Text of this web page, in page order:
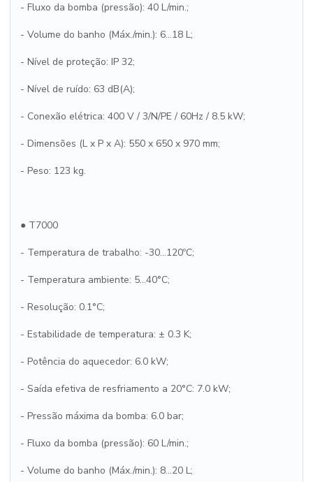
- Fluxo da bomba (pressão): 40 L/min.;
- Volume do banho (Máx./min.): 6...18 L;
- Nível de proteção: IP 32;
- Nível de ruído: 63 dB(A);
- Conexão elétrica: 400 V / 3/N/PE / 60Hz / 8.5 kW;
- Dimensões (L x P x A): 550 x 650 x 970 mm;
- Peso: 123 kg.
● T7000
- Temperatura de trabalho: -30...120ºC;
- Temperatura ambiente: 5...40°C;
- Resolução: 0.1°C;
- Estabilidade de temperatura: ± 0.3 K;
- Potência do aquecedor: 6.0 kW;
- Saída efetiva de resfriamento a 20°C: 7.0 kW;
- Pressão máxima da bomba: 6.0 bar;
- Fluxo da bomba (pressão): 60 L/min.;
- Volume do banho (Máx./min.): 8...20 L;